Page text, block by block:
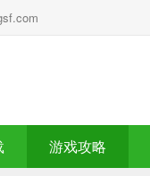
游戏攻略